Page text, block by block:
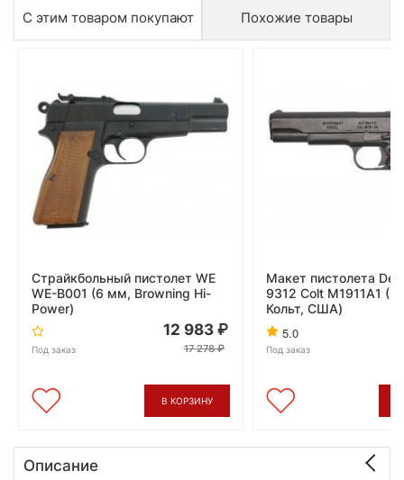
С этим товаром покупают Похожие товары
Страйкбольный пистолет WE
WE-B001 (6 мм, Browning Hi-
Power)
Под заказ
12 983
17 278
В КОРЗИНУ
Макет пистолета
9312 Colt M1911A1
Кольт, США)
5.0
Под заказ
Описание